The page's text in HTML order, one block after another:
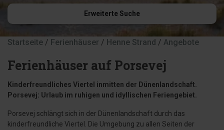
Erweiterte Suche
Startseite / Ferienhäuser / Henne Strand / Angebote
Ferienhäuser auf Porsevej
Kinderfreundliches Viertel inmitten der Dünenlandschaft.
Porsevej: Urlaub im ruhigen und idyllischen Feriengebiet.
Porsevej schlängt sich in der Dünenlandschaft durch das
kinderfreundliche Viertel. Die Umgebung zu allen Seiten der